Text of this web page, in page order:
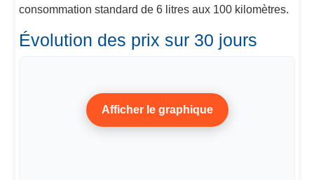
consommation standard de 6 litres aux 100 kilomètres.
Évolution des prix sur 30 jours
Afficher le graphique